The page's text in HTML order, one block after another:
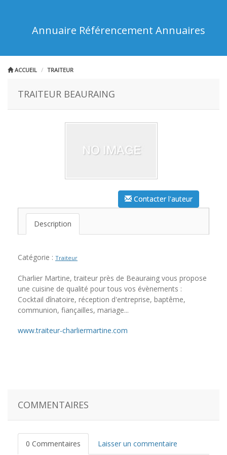
Annuaire Référencement Annuaires
ACCUEIL TRAITEUR
TRAITEUR BEAURAING
Contacter l'auteur
Description
Catégorie : Traiteur
Charlier Martine, traiteur près de Beauraing vous propose
une cuisine de qualité pour tous vos évènements :
Cocktail dînatoire, réception d'entreprise, baptême,
communion, fiançailles, mariage...
www.traiteur-charliermartine.com
COMMENTAIRES
0 Commentaires Laisser un commentaire